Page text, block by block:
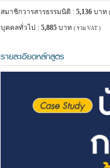
สมาชิกวารสารธรรมนิติ : 5,136 บาท
บุคคลทั่วไป : 5,885 บาท ( รวม VAT )
รายละเอียดหลักสูตร